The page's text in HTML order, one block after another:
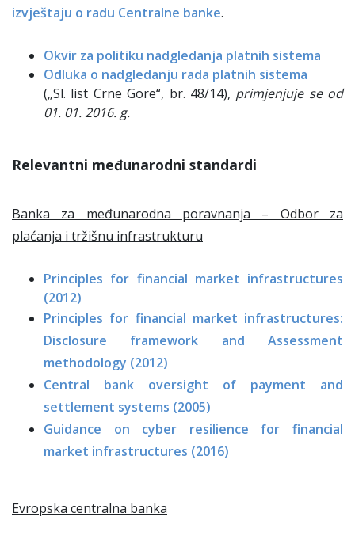
izvještaju o radu Centralne banke.
Okvir za politiku nadgledanja platnih sistema
Odluka o nadgledanju rada platnih sistema
(„Sl. list Crne Gore“, br. 48/14), primjenjuje se od
01. 01. 2016. g.
Relevantni međunarodni standardi
Banka za međunarodna poravnanja – Odbor za
plaćanja i tržišnu infrastrukturu
Principles for financial market infrastructures
(2012)
Principles for financial market infrastructures:
Disclosure framework and Assessment
methodology (2012)
Central bank oversight of payment and
settlement systems (2005)
Guidance on cyber resilience for financial
market infrastructures (2016)
Evropska centralna banka